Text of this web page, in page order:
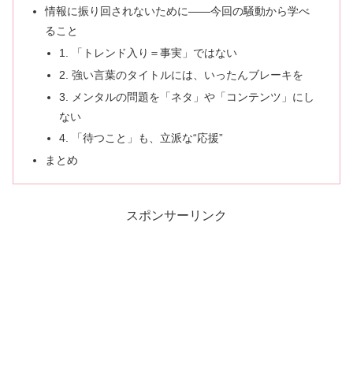
情報に振り回されないために——今回の騒動から学べ
ること
1. 「トレンド入り＝事実」ではない
2. 強い言葉のタイトルには、いったんブレーキを
3. メンタルの問題を「ネタ」や「コンテンツ」にし
ない
4. 「待つこと」も、立派な“応援”
まとめ
スポンサーリンク